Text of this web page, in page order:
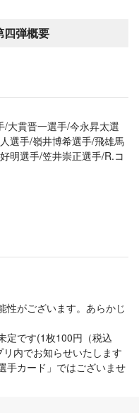
四弾概要
大貫晋一選手/今永昇太選
選手/嶺井博希選手/飛雄馬
明選手/笠井崇正選手/R.コ
性がございます。あらかじ
定です(1枚100円（税込
内でお知らせいたします
手カード」ではございませ